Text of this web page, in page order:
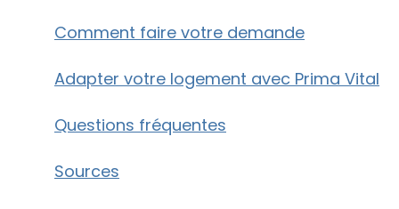
Comment faire votre demande
Adapter votre logement avec Prima Vital
Questions fréquentes
Sources